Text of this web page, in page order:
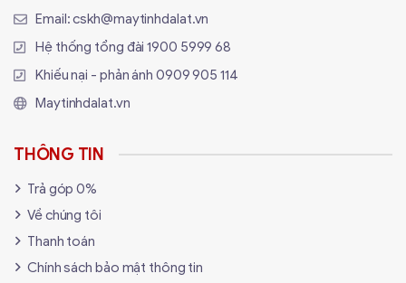
Email:cskh@maytinhdalat.vn
Hệ thống tổng đài1900 5999 68
Khiếu nại - phản ánh 0909 905 114
Maytinhdalat.vn
THÔNG TIN
Trả góp 0%
Về chúng tôi
Thanh toán
Chính sách bảo mật thông tin